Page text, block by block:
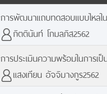
การพัฒนาแถบทดสอบแบบไหลใ
กิตตินันท์ โกมลภิส2562
การประเมินความพร้อมในการ
แสงเทียน อัจจิมางกูร2562